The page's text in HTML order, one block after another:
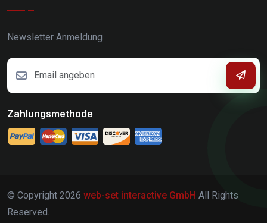
Newsletter Anmeldung
Zahlungsmethode
© Copyright 2026 web-set interactive GmbH All Rights
Reserved.